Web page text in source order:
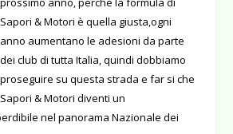
Sapori & Motori è quella giusta,ogni
anno aumentano le adesioni da parte
dei club di tutta Italia, quindi dobbiamo
proseguire su questa strada e far si che
Sapori & Motori diventi un
nel panorama Nazionale dei